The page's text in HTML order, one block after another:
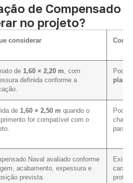
de Compensado
no projeto?
considerar
de 1,60 × 2,20 m , com
definida conforme a
Pode
plano
de 1,60 × 2,50 m quando o
for compatível com o
Pode
chapa
para
Naval avaliado conforme
acabamento, espessura e
prevista.
Exige